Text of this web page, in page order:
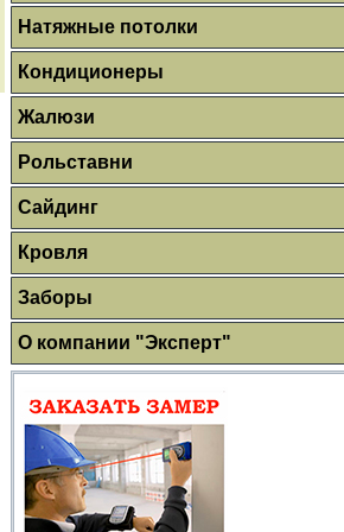
Натяжные потолки
Кондиционеры
Жалюзи
Рольставни
Сайдинг
Кровля
Заборы
О компании "Эксперт"